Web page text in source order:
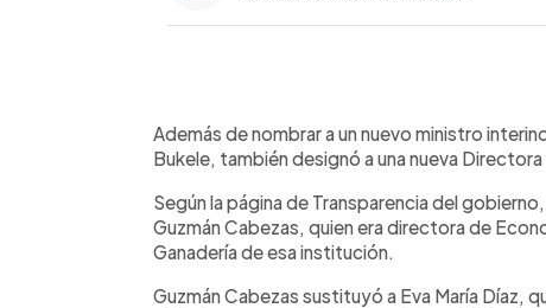
► Escuchar artículo
Además de nombrar a un nuevo ministro
Bukele, también designó a una nueva
Según la página de Transparencia del
Guzmán Cabezas, quien era directora de
Ganadería de esa institución.
Guzmán Cabezas sustituyó a Eva María Díaz,